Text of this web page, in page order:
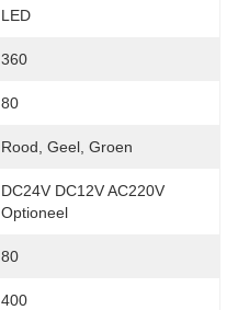
LED
360
80
Rood, Geel, Groen
DC24V DC12V AC220V
Optioneel
80
400